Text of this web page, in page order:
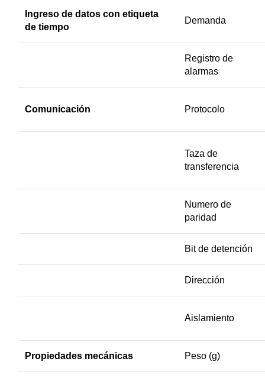
Ingreso de datos con etiqueta
de tiempo
Demanda
Registro de
alarmas
Comunicación Protocolo
Taza de
transferencia
Numero de
paridad
Bit de detención
Dirección
Aislamiento
Propiedades mecánicas Peso (g)